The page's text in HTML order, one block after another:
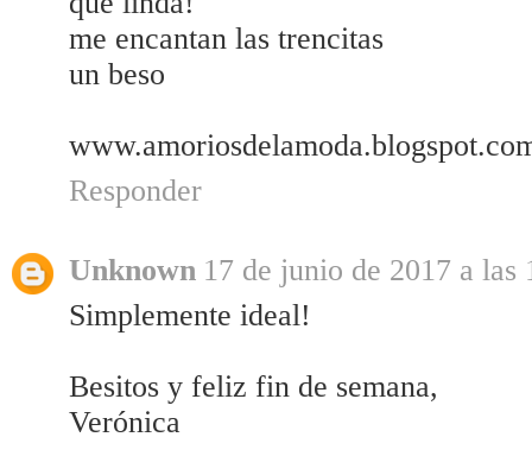
me encantan las trencitas
un beso
Responder
Unknown 17 de junio de 2017 a las
Simplemente ideal!
Besitos y feliz fin de semana,
Verónica